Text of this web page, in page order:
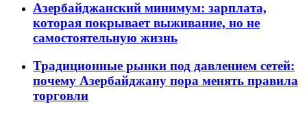
Азербайджанский минимум: зарплата,
которая покрывает выживание, но не
самостоятельную жизнь
Традиционные рынки под давлением сетей:
почему Азербайджану пора менять правила
торговли